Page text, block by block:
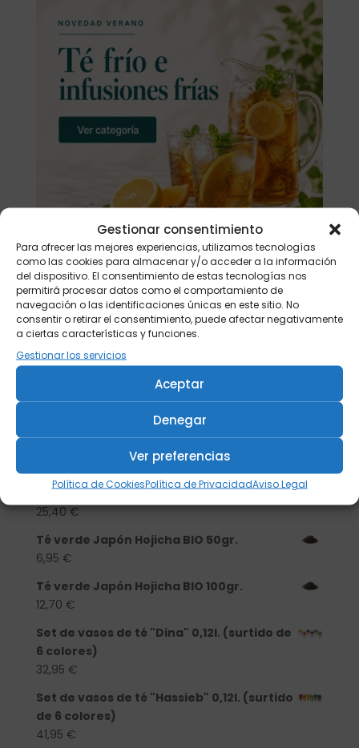
Gestionar consentimiento
Para ofrecer las mejores experiencias, utilizamos tecnologías
como las cookies para almacenar y/o acceder a la información
del dispositivo. El consentimiento de estas tecnologías nos
permitirá procesar datos como el comportamiento de
navegación o las identificaciones únicas en este sitio. No
consentir o retirar el consentimiento, puede afectar negativamente
a ciertas características y funciones.
Gestionar los servicios
Aceptar
Denegar
Ver preferencias
Política de CookiesPolítica de PrivacidadAviso Legal
Buscar
Productos
Tisanera "Christmas Cats" 0,25l.
porcelana
Té verde Japón Hojicha BIO 500 gr.
Té verde Japón Hojicha BIO 250 gr.
25,40 €
Té verde Japón Hojicha BIO 50gr.
6,95 €
Té verde Japón Hojicha BIO 100gr.
12,70 €
Set de vasos de té "Dina" 0,12l. (surtido de
6 colores)
32,95 €
Set de vasos de té "Hassieb" 0,12l. (surtido
de 6 colores)
41,95 €